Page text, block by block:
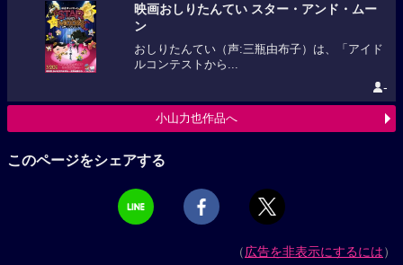
映画おしりたんてい スター・アンド・ムー
ン
おしりたんてい（声:三瓶由布子）は、「アイド
ルコンテストから...
-
小山力也作品へ
このページをシェアする
（広告を非表示にするには）